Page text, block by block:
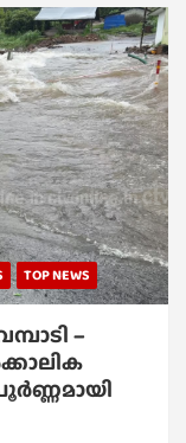
TOP NEWS
–